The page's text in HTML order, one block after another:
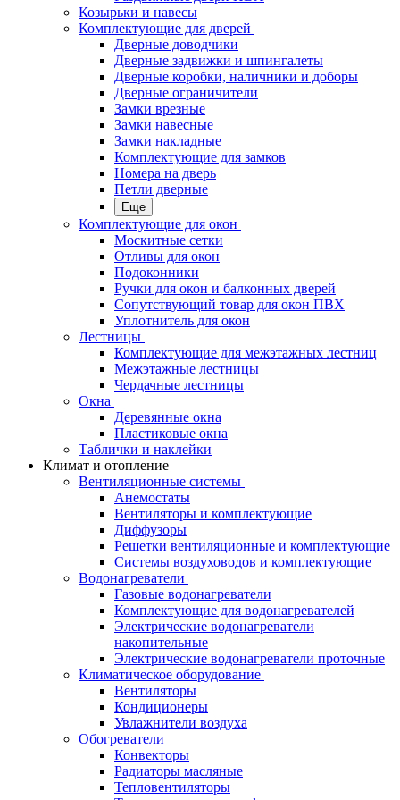
Козырьки и навесы
Комплектующие для дверей
Дверные доводчики
Дверные задвижки и шпингалеты
Дверные коробки, наличники и доборы
Дверные ограничители
Замки врезные
Замки навесные
Замки накладные
Комплектующие для замков
Номера на дверь
Петли дверные
Еще
Комплектующие для окон
Москитные сетки
Отливы для окон
Подоконники
Ручки для окон и балконных дверей
Сопутствующий товар для окон ПВХ
Уплотнитель для окон
Лестницы
Комплектующие для межэтажных лестниц
Межэтажные лестницы
Чердачные лестницы
Окна
Деревянные окна
Пластиковые окна
Таблички и наклейки
Климат и отопление
Вентиляционные системы
Анемостаты
Вентиляторы и комплектующие
Диффузоры
Решетки вентиляционные и комплектующие
Системы воздуховодов и комплектующие
Водонагреватели
Газовые водонагреватели
Комплектующие для водонагревателей
Электрические водонагреватели
накопительные
Электрические водонагреватели проточные
Климатическое оборудование
Вентиляторы
Кондиционеры
Увлажнители воздуха
Обогреватели
Конвекторы
Радиаторы масляные
Тепловентиляторы